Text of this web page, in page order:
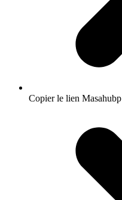
Copier le lien Masahubp